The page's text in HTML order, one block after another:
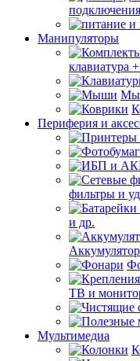
подключения
Манипуляторы
клавиатура
Периферия и
фильтры и
и др.
ТВ и
Мультимедиа